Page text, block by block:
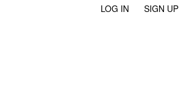
LOG IN SIGN UP